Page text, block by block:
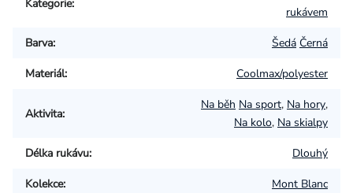
Kategorie:
rukávem
Barva: Šedá Černá
Materiál: Coolmax/polyester
Aktivita:
Na běh Na sport, Na hory,
Na kolo, Na skialpy
Délka rukávu: Dlouhý
Kolekce: Mont Blanc